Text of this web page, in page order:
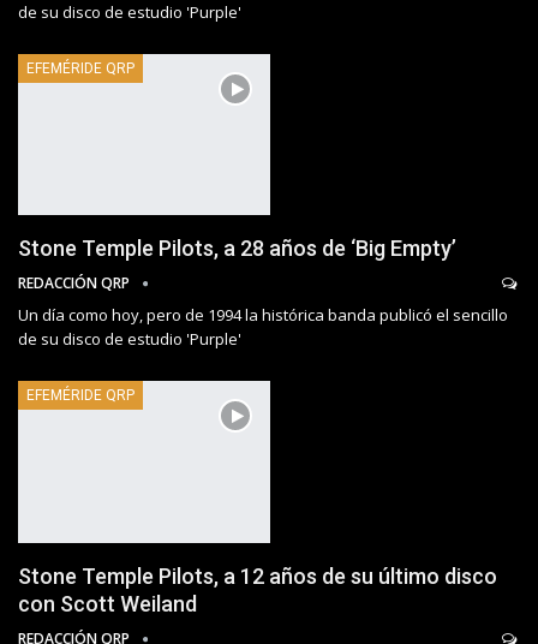
de su disco de estudio 'Purple'
EFEMÉRIDE QRP
Stone Temple Pilots, a 28 años de ‘Big Empty’
REDACCIÓN QRP
Un día como hoy, pero de 1994 la histórica banda publicó el sencillo
de su disco de estudio 'Purple'
EFEMÉRIDE QRP
Stone Temple Pilots, a 12 años de su último disco
con Scott Weiland
REDACCIÓN QRP